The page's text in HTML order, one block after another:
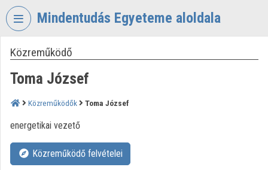
Fejléc kihagyása
Mindentudás Egyeteme aloldala
VIDEOTORIUM
MINDENTUDÁS
EGYETEME
Intézményi kezdőlap
Bejelentkezés
Közreműködő
Toma József
Közreműködők Toma József
energetikai vezető
Közreműködő felvételei